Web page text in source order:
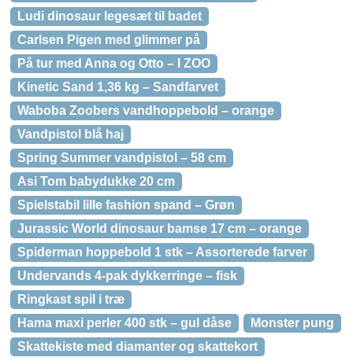
Ludi dinosaur legesæt til badet
Carlsen Pigen med glimmer på
På tur med Anna og Otto – I ZOO
Kinetic Sand 1,36 kg – Sandfarvet
Waboba Zoobers vandhoppebold – orange
Vandpistol blå haj
Spring Summer vandpistol – 58 cm
Asi Tom babydukke 20 cm
Spielstabil lille fashion spand – Grøn
Jurassic World dinosaur bamse 17 cm – orange
Spiderman hoppebold 1 stk – Assorterede farver
Undervands 4-pak dykkerringe – fisk
Ringkast spil i træ
Hama maxi perler 400 stk – gul dåse
Monster pung
Skattekiste med diamanter og skattekort